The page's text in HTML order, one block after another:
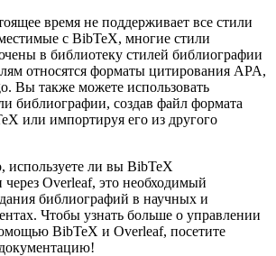
время не поддерживает все стили
с BibTeX, многие стили
в библиотеку стилей библиографии
относятся форматы цитирования APA,
Вы также можете использовать
библиографии, создав файл формата
или импортируя его из другого
используете ли вы BibTeX
через Overleaf, это необходимый
библиографий в научных и
Чтобы узнать больше о управлении
BibTeX и Overleaf, посетите